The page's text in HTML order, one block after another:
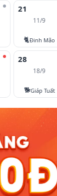
21
11/9
🐈Đinh Mão
28
18/9
🐕Giáp Tuất